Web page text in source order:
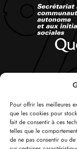
Pour offrir les meilleures
que les cookies pour
fait de consentir à ces
telles que le
de ne pas consentir ou
Suivez-